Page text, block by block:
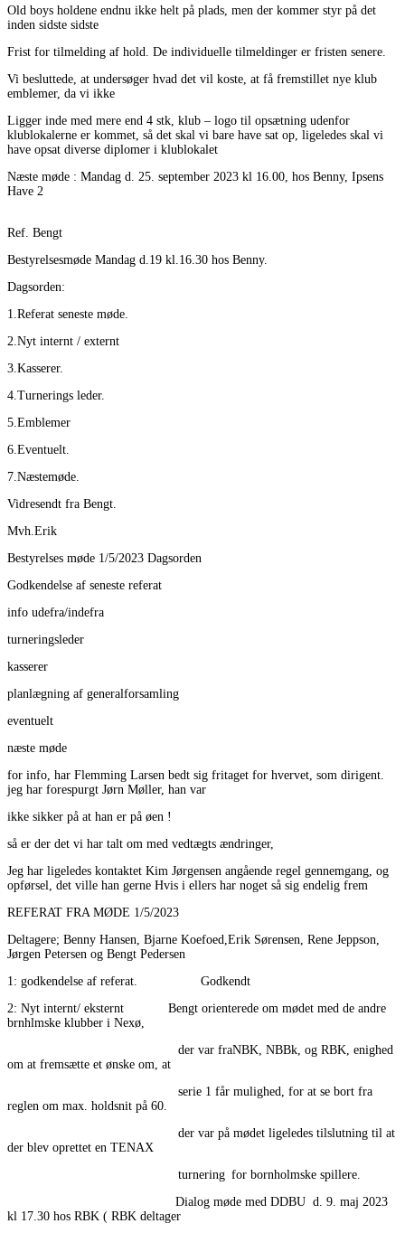
Old boys holdene endnu ikke helt på plads, men der kommer styr på det
inden sidste sidste
Frist for tilmelding af hold. De individuelle tilmeldinger er fristen senere.
Vi besluttede, at undersøger hvad det vil koste, at få fremstillet nye klub
emblemer, da vi ikke
Ligger inde med mere end 4 stk, klub – logo til opsætning udenfor
klublokalerne er kommet, så det skal vi bare have sat op, ligeledes skal vi
have opsat diverse diplomer i klublokalet
Næste møde : Mandag d. 25. september 2023 kl 16.00, hos Benny, Ipsens
Have 2
Ref. Bengt
Bestyrelsesmøde Mandag d.19 kl.16.30 hos Benny.
Dagsorden:
1.Referat seneste møde.
2.Nyt internt / externt
3.Kasserer.
4.Turnerings leder.
5.Emblemer
6.Eventuelt.
7.Næstemøde.
Vidresendt fra Bengt.
Mvh.Erik
Bestyrelses møde 1/5/2023 Dagsorden
Godkendelse af seneste referat
info udefra/indefra
turneringsleder
kasserer
planlægning af generalforsamling
eventuelt
næste møde
for info, har Flemming Larsen bedt sig fritaget for hvervet, som dirigent.
jeg har forespurgt Jørn Møller, han var
ikke sikker på at han er på øen !
så er der det vi har talt om med vedtægts ændringer,
Jeg har ligeledes kontaktet Kim Jørgensen angående regel gennemgang, og
opførsel, det ville han gerne Hvis i ellers har noget så sig endelig frem
REFERAT FRA MØDE 1/5/2023
Deltagere; Benny Hansen, Bjarne Koefoed,Erik Sørensen, Rene Jeppson,
Jørgen Petersen og Bengt Pedersen
1: godkendelse af referat. Godkendt
2: Nyt internt/ eksternt Bengt orienterede om mødet med de andre
brnhlmske klubber i Nexø,
der var fraNBK, NBBk, og RBK, enighed
om at fremsætte et ønske om, at
serie 1 får mulighed, for at se bort fra
reglen om max. holdsnit på 60.
der var på mødet ligeledes tilslutning til at
der blev oprettet en TENAX
turnering for bornholmske spillere.
Dialog møde med DDBU d. 9. maj 2023
kl 17.30 hos RBK ( RBK deltager